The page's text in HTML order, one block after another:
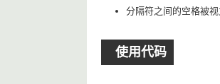
分隔符之间的空格被
使用代码